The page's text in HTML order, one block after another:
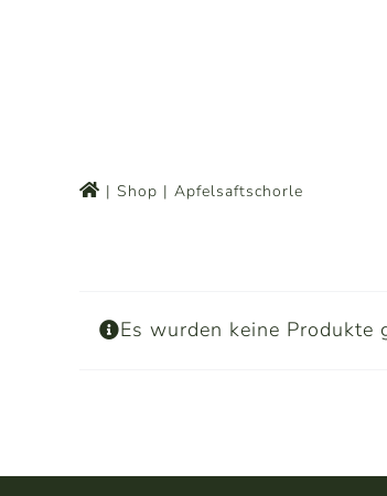
Shop Apfelsaftschorle
Es wurden keine Produkte